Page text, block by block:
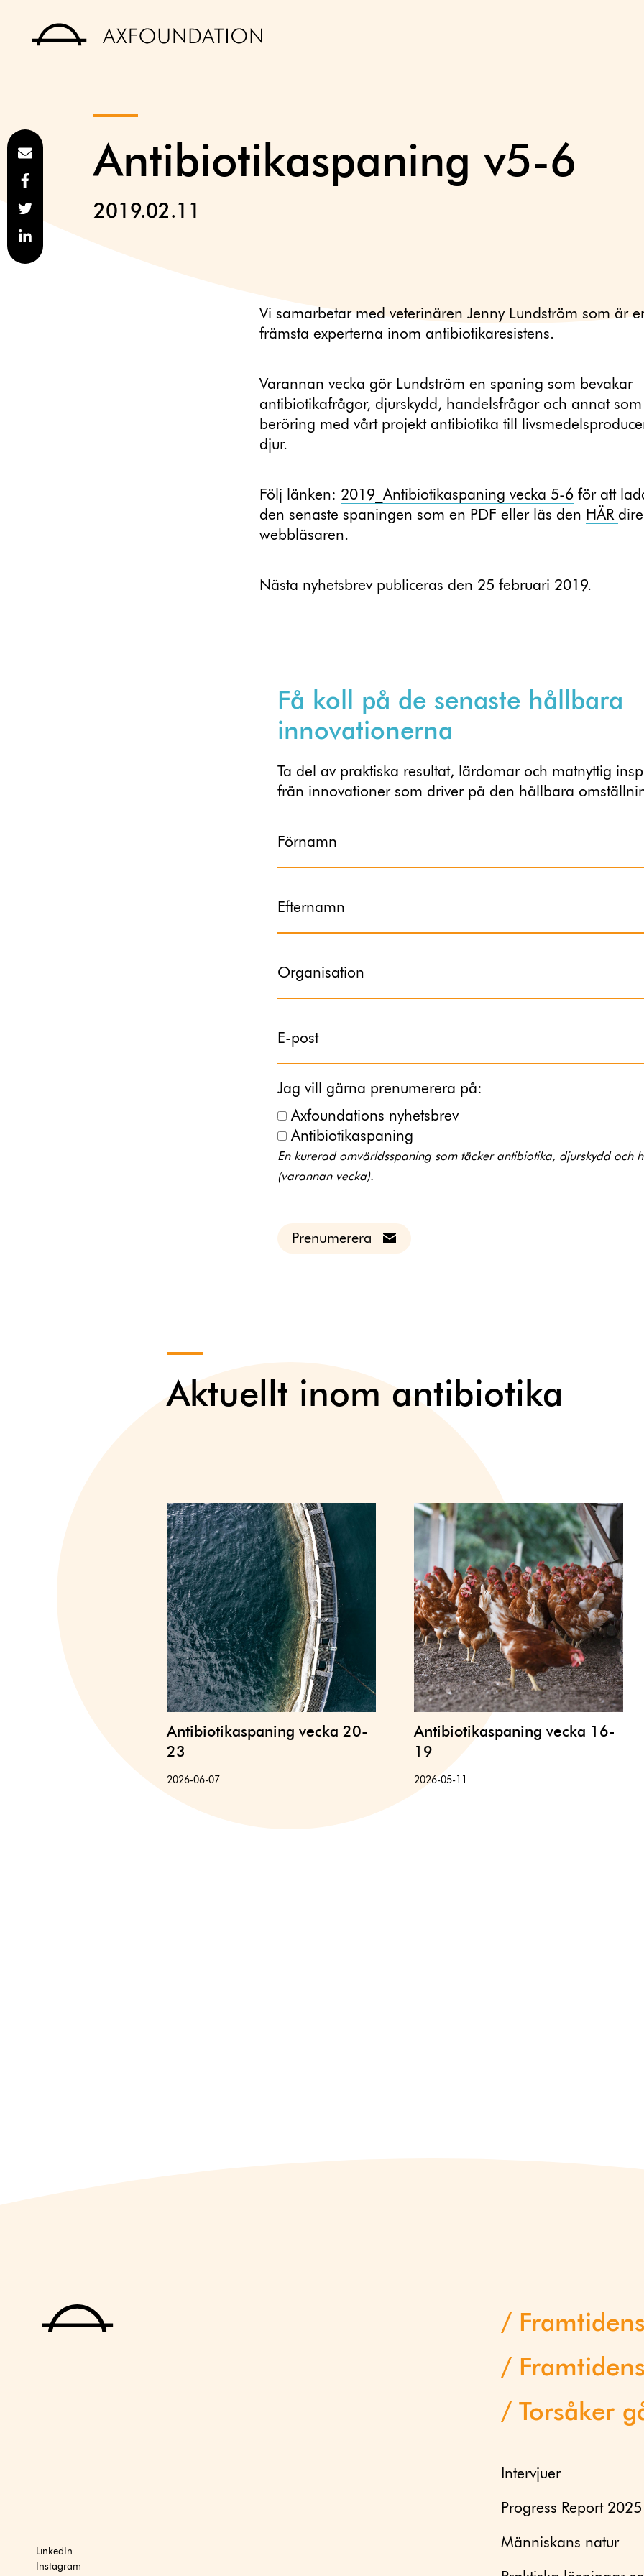
Antibiotikaspaning v5-6
2019.02.11
Vi samarbetar med veterinären Jenny Lundström som är
främsta experterna inom antibiotikaresistens.
Varannan vecka gör Lundström en spaning som bevakar
antibiotikafrågor, djurskydd, handelsfrågor och annat
beröring med vårt projekt antibiotika till
djur.
Följ länken: 2019_Antibiotikaspaning vecka 5-6 för att
den senaste spaningen som en PDF eller läs den HÄR
webbläsaren.
Nästa nyhetsbrev publiceras den 25 februari 2019.
Få koll på de senaste hållbara
innovationerna
Ta del av praktiska resultat, lärdomar och matnyttig
från innovationer som driver på den hållbara
Förnamn
Efternamn
Organisation
E-post
Jag vill gärna prenumerera på:
Axfoundations nyhetsbrev
Antibiotikaspaning
En kurerad omvärldsspaning som täcker antibiotika, djurskydd och
(varannan vecka).
Prenumerera
Aktuellt inom antibiotika
Antibiotikaspaning vecka 20-
23
2026-06-07
Antibiotikaspaning vecka 16-
19
2026-05-11
Torsåker
Intervjuer
Progress Report 2025
Människans natur
LinkedIn
Instagram